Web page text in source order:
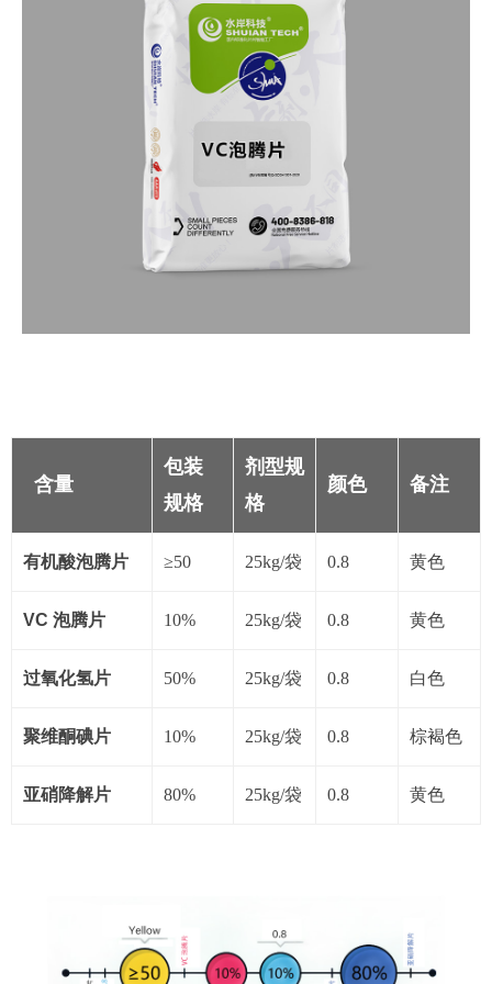
含量
包装
规格
剂型规
格
颜色 备注
有机酸泡腾片 ≥50 25kg/袋 0.8 黄色
VC 泡腾片 10% 25kg/袋 0.8 黄色
过氧化氢片 50% 25kg/袋 0.8 白色
聚维酮碘片 10% 25kg/袋 0.8 棕褐色
亚硝降解片 80% 25kg/袋 0.8 黄色